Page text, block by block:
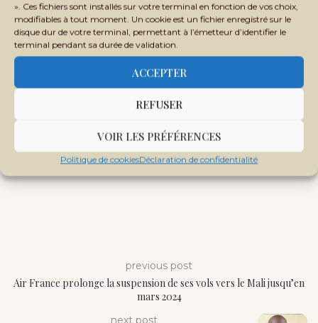
». Ces fichiers sont installés sur votre terminal en fonction de vos choix,
modifiables à tout moment. Un cookie est un fichier enregistré sur le
disque dur de votre terminal, permettant à l’émetteur d’identifier le
terminal pendant sa durée de validation.
ACCEPTER
REFUSER
VOIR LES PRÉFÉRENCES
Politique de cookiesDéclaration de confidentialité
previous post
Air France prolonge la suspension de ses vols vers le Mali jusqu’en
mars 2024
next post